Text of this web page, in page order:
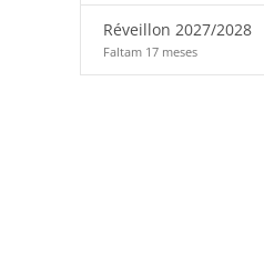
Réveillon 2027/2028
Faltam 17 meses